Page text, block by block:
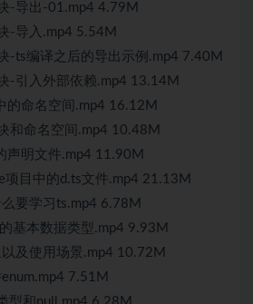
-导出-01.mp4 4.79M
-导入.mp4 5.54M
-ts编译之后的导出示例.mp4 7.40M
-引入外部依赖.mp4 13.14M
的命名空间.mp4 16.12M
和命名空间.mp4 10.48M
声明文件.mp4 11.90M
目中的d.ts文件.mp4 21.13M
要学习ts.mp4 6.78M
基本数据类型.mp4 9.93M
及使用场景.mp4 10.72M
7.51M